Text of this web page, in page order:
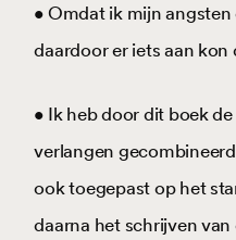
• Omdat ik mijn
daardoor er iets aan kon
• Ik heb door dit boek
verlangen
ook toegepast op het
daarna het schrijven van